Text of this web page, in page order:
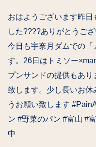
おはようございます昨日
した????ありがとうご
今日も宇奈月ダムでの『
す。26日はトミソー
プンサンドの提供もあ
致します。少し長いお休
うお願い致します
ン #野菜のパン #富山 #
中